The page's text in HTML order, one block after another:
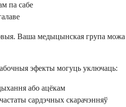
па сабе
Ваша медыцынская група
эфекты могуць уключаць:
або ацёкам
сардэчных скарачэнняў